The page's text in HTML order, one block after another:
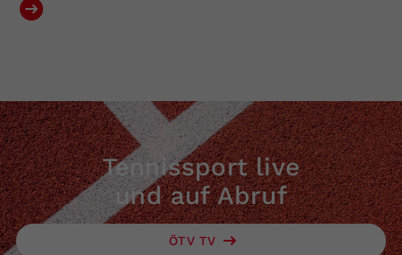
Tennissport live
und auf Abruf
ÖTV TV